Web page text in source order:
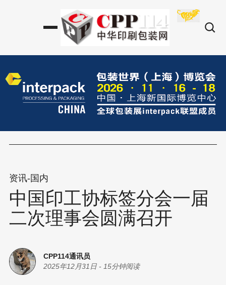
资讯-国内
中国印工协标签分会一届
二次理事会圆满召开
CPP114通讯员
2025年12月31日 - 15分钟阅读